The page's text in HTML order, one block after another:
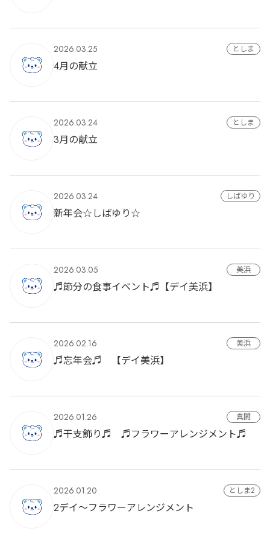
2026.03.25 としま
4月の献立
2026.03.24 としま
3月の献立
2026.03.24 しばゆり
新年会☆しばゆり☆
2026.03.05 美浜
♬節分の食事イベント♬【デイ美浜】
2026.02.16 美浜
♬忘年会♬ 【デイ美浜】
2026.01.26 真間
♬干支飾り♬ ♬フラワーアレンジメント♬
2026.01.20 としま2
2デイ～フラワーアレンジメント